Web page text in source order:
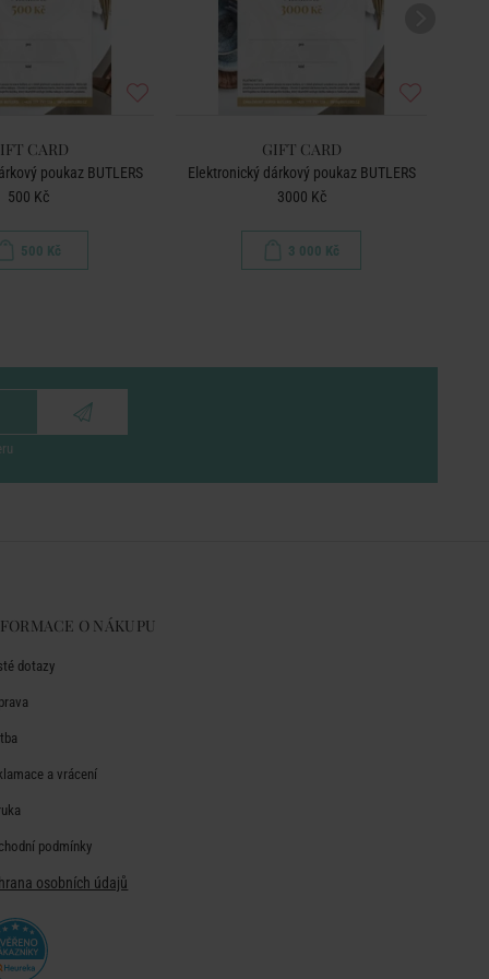
CARD
poukaz BUTLERS
500 Kč
500 Kč
GIFT CARD
Elektronický dárkový poukaz BUTLERS
3000 Kč
3 000 Kč
O NÁKUPU
dotazy
a vrácení
podmínky
osobních údajů